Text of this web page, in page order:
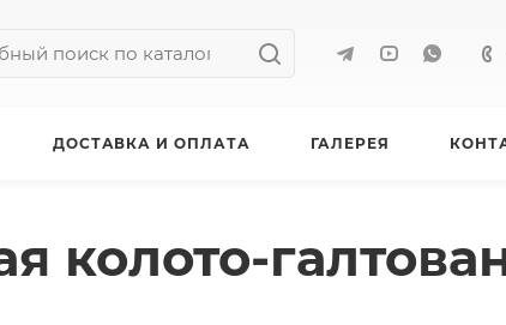
ДОСТАВКА И ОПЛАТА ГАЛЕРЕЯ
колото-